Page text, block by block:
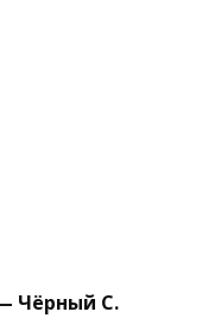
Чёрный С.